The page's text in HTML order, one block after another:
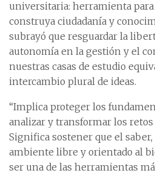
universitaria: herramienta
construya ciudadanía y
subrayó que resguardar la
autonomía en la gestión y el
nuestras casas de estudio
intercambio plural de ideas.
“Implica proteger los
analizar y transformar los
Significa sostener que el
ambiente libre y orientado al
ser una de las herramientas